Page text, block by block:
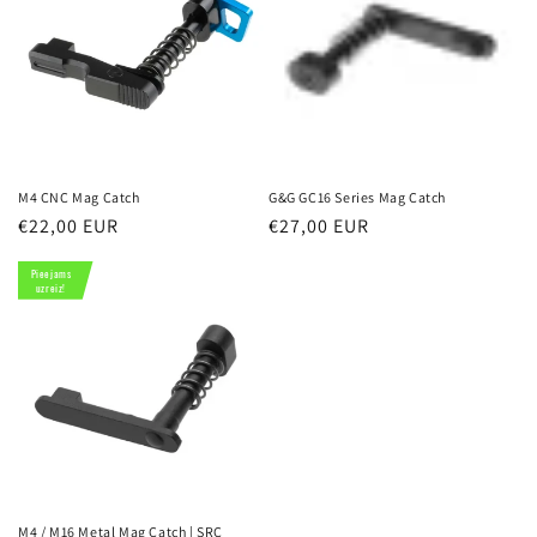
M4 CNC Mag Catch
Parastā
€22,00 EUR
G&G GC16 Series Mag Catch
Parastā
€27,00 EUR
Pieejams
uzreiz!
M4 / M16 Metal Mag Catch | SRC